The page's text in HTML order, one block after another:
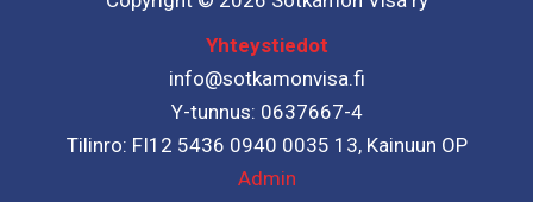
Yhteystiedot
info@sotkamonvisa.fi
Y-tunnus: 0637667-4
Tilinro: FI12 5436 0940 0035 13, Kainuun OP
Admin